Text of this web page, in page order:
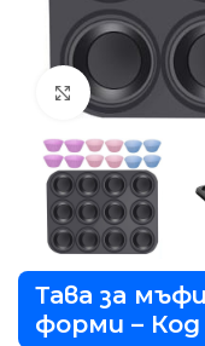
Виж повече
Тава за
форми – Кoд